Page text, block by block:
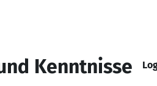
Kenntnisse